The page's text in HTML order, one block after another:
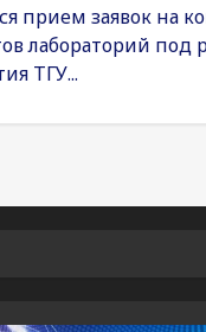
прием заявок на
лабораторий
ТГУ...